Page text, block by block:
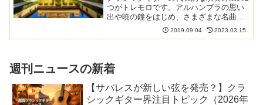
つがトレモロです。アルハンブラの思い
出や暁の鐘をはじめ、さまざまな名曲が
この技術を必要としています。しかし、
意外と難しいのも事実。そんなトレモロ
2019.09.04 2023.03.15
週刊ニュースの新着
【サバレスが新しい弦を発売？】クラ
シックギター界注目トピック（2026年